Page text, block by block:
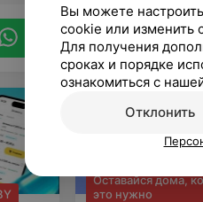
WhatsApp
Оставайся дома,
это нужно
Вы можете
cookie или изменить
Для получения
сроках и порядке
ознакомиться с
Отклонить